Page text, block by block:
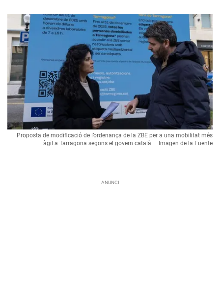
Proposta de modificació de l’ordenança de la ZBE per a una mobilitat més
àgil a Tarragona segons el govern català — Imagen de la Fuente